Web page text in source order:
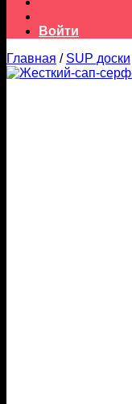
Войти
Главная / SUP доски